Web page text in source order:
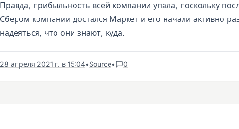
Правда, прибыльность всей компании упала, поскольку
Сбером компании достался Маркет и его начали активно
надеяться, что они знают, куда.
28 апреля 2021 г. в 15:04•Source• 0